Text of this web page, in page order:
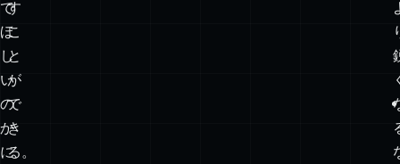
に
何
を
学
ん
で
ほ
な
説
明
を
隠
す
こ